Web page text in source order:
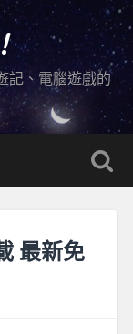
記、電腦遊戲的
最新免